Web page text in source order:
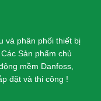
và phân phối thiết bị
Sản phẩm chủ
mềm Danfoss,
đặt và thi công !